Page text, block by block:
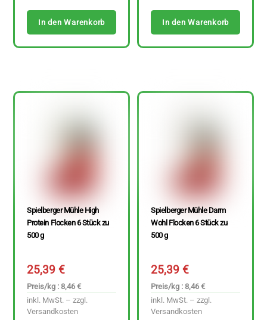
In den Warenkorb In den Warenkorb
Spielberger Mühle High
Protein Flocken 6 Stück zu
500 g
25,39€
Preis/kg : 8,46 €
inkl. MwSt. – zzgl.
Versandkosten
Spielberger Mühle Darm
Wohl Flocken 6 Stück zu
500 g
25,39€
Preis/kg : 8,46 €
inkl. MwSt. – zzgl.
Versandkosten